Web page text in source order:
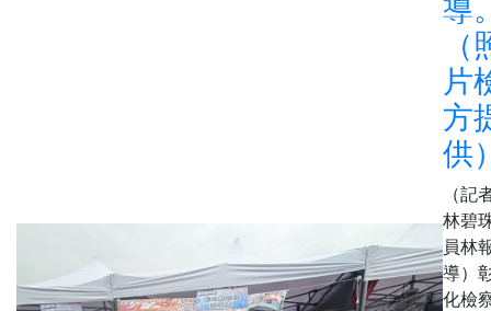
導
（
片
方
供
（記
林碧
員林
導）
化檢